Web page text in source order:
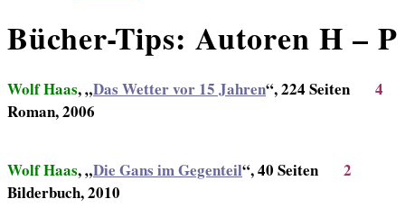
Bücher-Tips: Autoren H – P
Wolf Haas, „Das Wetter vor 15 Jahren“, 224 Seiten 4
Roman, 2006
Wolf Haas, „Die Gans im Gegenteil“, 40 Seiten 2
Bilderbuch, 2010